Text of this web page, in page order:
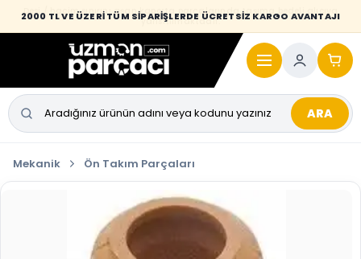
2000 TL VE ÜZERİ TÜM SİPARİŞLERDE ÜCRETSİZ KARGO AVANTAJI
Desi / hacim sınırını aşan kaporta parçalarında taşıma bedeli alıcıya
yansıtılmaktadır.
ARA
Mekanik Ön Takım Parçaları